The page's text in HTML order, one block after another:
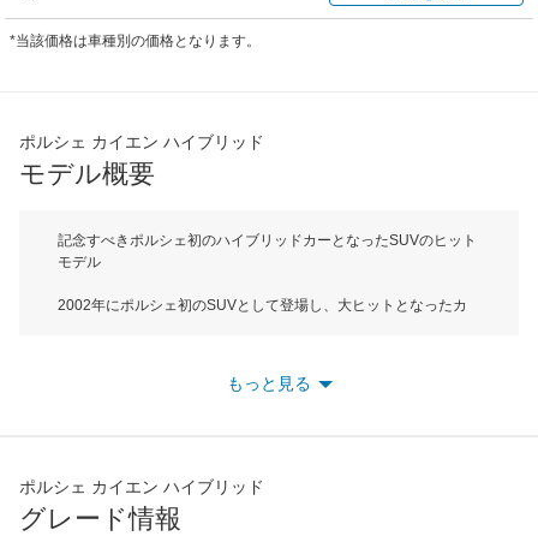
*当該価格は車種別の価格となります。
ポルシェ カイエン ハイブリッド
モデル概要
記念すべきポルシェ初のハイブリッドカーとなったSUVのヒット
モデル
2002年にポルシェ初のSUVとして登場し、大ヒットとなったカ
拡大しているものの、ボディ素材の見直しなどにより100kg以上
333馬力、モーターが47馬力を生み出し、合計で380馬力を発
生。車両重量はカイエンターボSと同じ2270kgだが、0-100km加
速はわずか6.5秒というパフォーマンスを発揮。ミッションは８
もっと見る
ポルシェ カイエン ハイブリッド
グレード情報